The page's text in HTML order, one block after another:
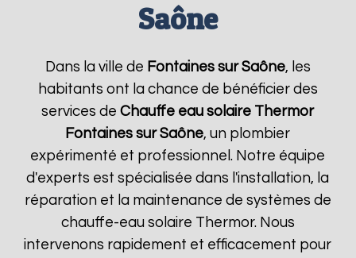
Saône
Dans la ville de Fontaines sur Saône, les
habitants ont la chance de bénéficier des
services deChauffe eau solaire Thermor
Fontaines sur Saône, un plombier
expérimenté et professionnel. Notre équipe
d'experts est spécialisée dans l'installation, la
réparation et la maintenance de systèmes de
chauffe-eau solaire Thermor. Nous
intervenons rapidement et efficacement pour